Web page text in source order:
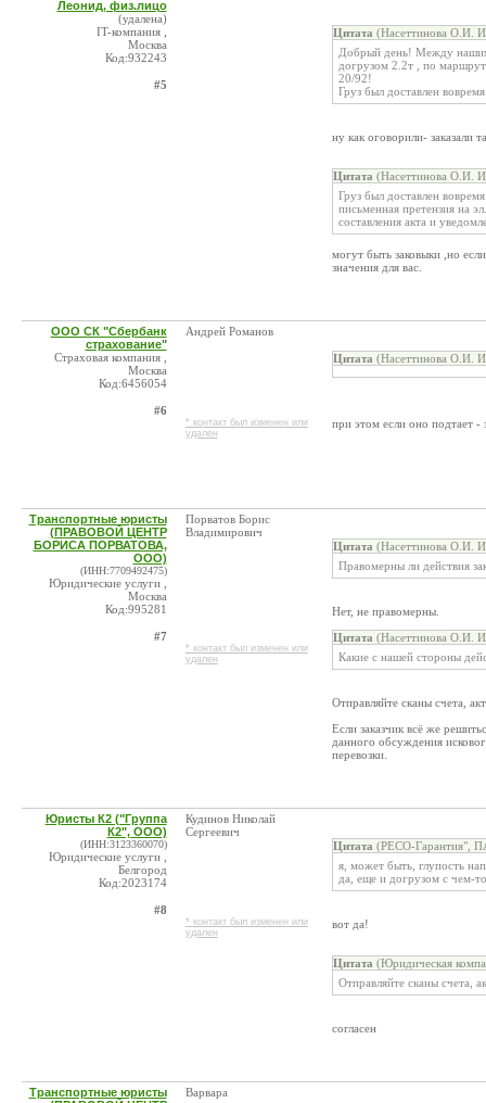
Леонид, физ.лицо
(удалена)
IT-компания ,
Москва
Код:932243
#5
Цитата (Насеттинова О.И.
Добрый день! Между
догрузом 2.2т , по
20/92!
Груз был доставлен
ну как оговорили- заказали
Цитата (Насеттинова О.И.
Груз был доставлен
письменная претензия на
составления акта и
могут быть заковыки ,но
значения для вас.
ООО СК "Сбербанк
страхование"
Страховая компания ,
Москва
Код:6456054
#6
Андрей Романов
* контакт был изменен или
удален
Цитата (Насеттинова О.И.
при этом если оно подтает -
Транспортные юристы
(ПРАВОВОЙ ЦЕНТР
БОРИСА ПОРВАТОВА,
ООО)
(ИНН:7709492475)
Юридические услуги ,
Москва
Код:995281
#7
Порватов Борис
Владимирович
* контакт был изменен или
удален
Цитата (Насеттинова О.И.
Правомерны ли действия
Нет, не правомерны.
Цитата (Насеттинова О.И.
Какие с нашей стороны
Отправляйте сканы счета,
Если заказчик всё же
данного обсуждения
перевозки.
Юристы К2 ("Группа
К2", ООО)
(ИНН:3123360070)
Юридические услуги ,
Белгород
Код:2023174
#8
Кудинов Николай
Сергеевич
* контакт был изменен или
удален
Цитата (РЕСО-Гарантия",
я, может быть, глупость
да, еще и догрузом с чем-
вот да!
Цитата (Юридическая
Отправляйте сканы счета,
согласен
Транспортные юристы
Варвара